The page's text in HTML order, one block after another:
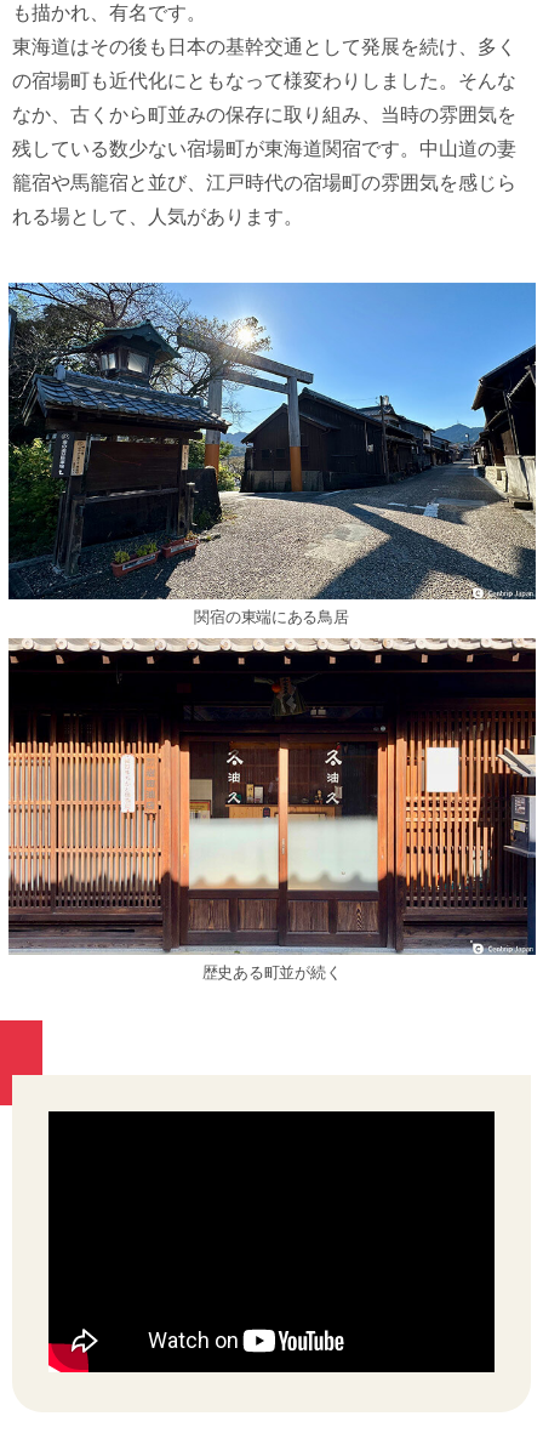
も描かれ、有名です。
東海道はその後も日本の基幹交通として発展を続け、多く
の宿場町も近代化にともなって様変わりしました。そんな
なか、古くから町並みの保存に取り組み、当時の雰囲気を
残している数少ない宿場町が東海道関宿です。中山道の妻
籠宿や馬籠宿と並び、江戸時代の宿場町の雰囲気を感じら
れる場として、人気があります。
関宿の東端にある⿃居
歴史ある町並が続く